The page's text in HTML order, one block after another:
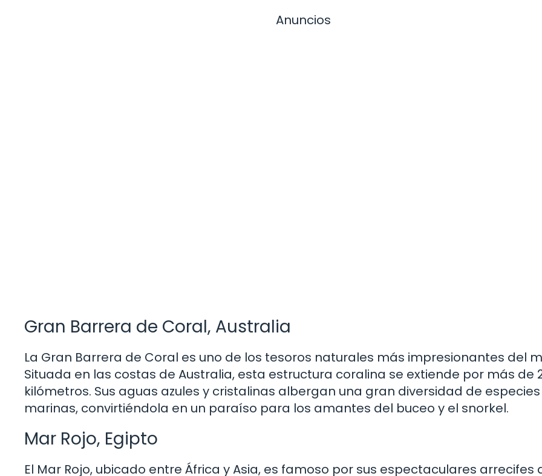
Anuncios
Gran Barrera de Coral, Australia
La Gran Barrera de Coral es uno de los tesoros naturales más impresionantes del
Situada en las costas de Australia, esta estructura coralina se extiende por más de
kilómetros. Sus aguas azules y cristalinas albergan una gran diversidad de especies
marinas, convirtiéndola en un paraíso para los amantes del buceo y el snorkel.
Mar Rojo, Egipto
El Mar Rojo, ubicado entre África y Asia, es famoso por sus espectaculares arrecifes